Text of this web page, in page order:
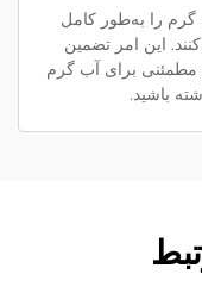
را به‌طور کامل
این امر تضمین
مطمئنی برای آب گرم
باشید.